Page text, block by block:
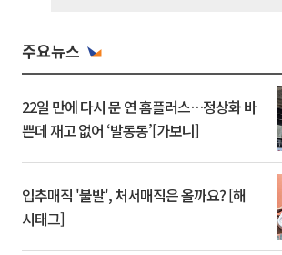
주요뉴스
22일 만에 다시 문 연 홈플러스…정상화 바
쁜데 재고 없어 ‘발동동’[가보니]
입추매직 '불발', 처서매직은 올까요? [해
시태그]